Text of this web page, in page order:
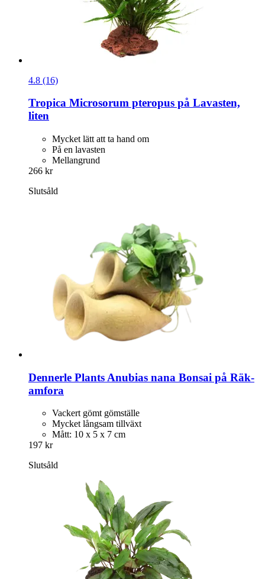
4.8 (16)
Tropica Microsorum pteropus på Lavasten,
liten
Mycket lätt att ta hand om
På en lavasten
Mellangrund
266 kr
Slutsåld
Dennerle Plants Anubias nana Bonsai på Räk-​
amfora
Vackert gömt gömställe
Mycket långsam tillväxt
Mått: 10 x 5 x 7 cm
197 kr
Slutsåld